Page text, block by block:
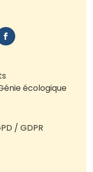
écologique
/ GDPR